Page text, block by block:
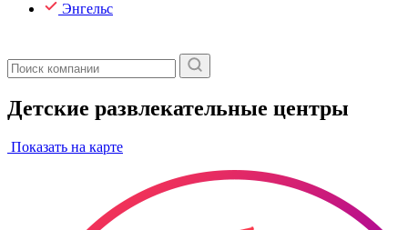
Энгельс
Детские развлекательные центры
Показать на карте